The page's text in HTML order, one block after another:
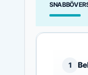
1